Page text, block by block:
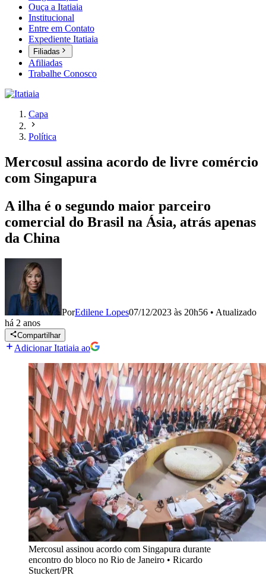
Ouça a Itatiaia
Institucional
Entre em Contato
Expediente Itatiaia
Filiadas
Afiliadas
Trabalhe Conosco
Capa
Política
Mercosul assina acordo de livre comércio
com Singapura
A ilha é o segundo maior parceiro
comercial do Brasil na Ásia, atrás apenas
da China
PorEdilene Lopes07/12/2023 às 20h56 • Atualizado
há 2 anos
Compartilhar
Adicionar Itatiaia ao
Mercosul assinou acordo com Singapura durante
encontro do bloco no Rio de Janeiro • Ricardo
Stuckert/PR